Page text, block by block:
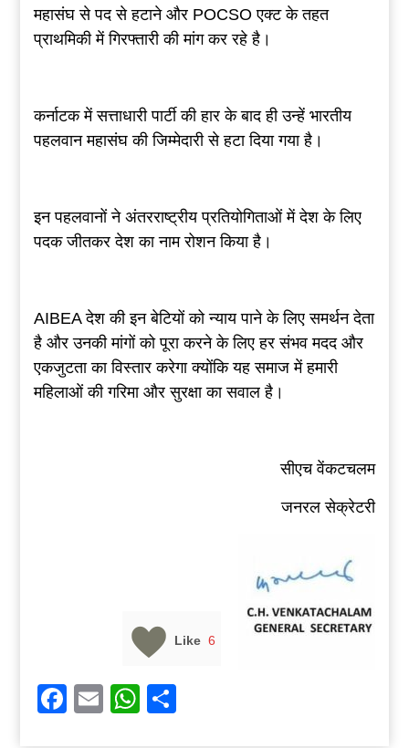
महासंघ से पद से हटाने और POCSO एक्ट के तहत
प्राथमिकी में गिरफ्तारी की मांग कर रहे है।
कर्नाटक में सत्ताधारी पार्टी की हार के बाद ही उन्हें भारतीय
पहलवान महासंघ की जिम्मेदारी से हटा दिया गया है।
इन पहलवानों ने अंतरराष्ट्रीय प्रतियोगिताओं में देश के लिए
पदक जीतकर देश का नाम रोशन किया है।
AIBEA देश की इन बेटियों को न्याय पाने के लिए समर्थन देता
है और उनकी मांगों को पूरा करने के लिए हर संभव मदद और
एकजुटता का विस्तार करेगा क्योंकि यह समाज में हमारी
महिलाओं की गरिमा और सुरक्षा का सवाल है।
सीएच वेंकटचलम
जनरल सेक्रेटरी
Like 6
Facebook
EmailWhatsApp